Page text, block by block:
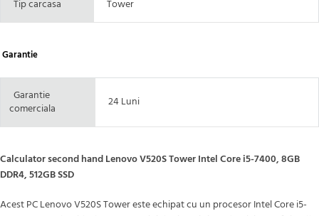
Tip carcasa Tower
Garantie
Garantie
comerciala
24 Luni
Calculator second hand Lenovo V520S Tower Intel Core i5-7400, 8GB
DDR4, 512GB SSD
Acest PC Lenovo V520S Tower este echipat cu un procesor Intel Core i5-